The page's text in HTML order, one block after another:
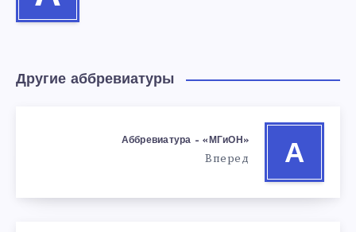
Другие аббревиатуры
А
Аббревиатура – «МГиОН»
Вперед